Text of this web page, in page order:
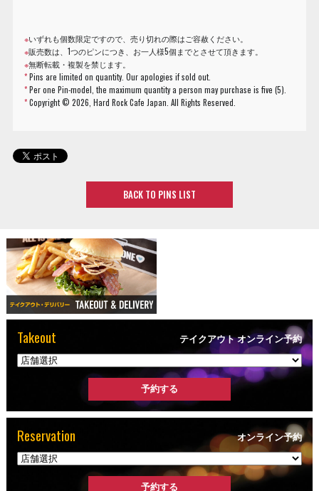
※いずれも個数限定ですので、売り切れの際はご容赦ください。
※販売数は、1つのピンにつき、お一人様5個までとさせて頂きます。
※無断転載・複製を禁じます。
*Pins are limited on quantity. Our apologies if sold out.
*Per one Pin-model, the maximum quantity a person may purchase is five (5).
*Copyright ©2026, Hard Rock Cafe Japan. All Rights Reserved.
BACK TO PINS LIST
Takeout テイクアウト オンライン予約
Reservation オンライン予約